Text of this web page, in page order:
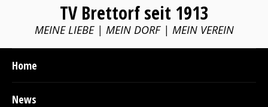
TV Brettorf seit 1913
MEINE LIEBE | MEIN DORF | MEIN VEREIN
Home
News